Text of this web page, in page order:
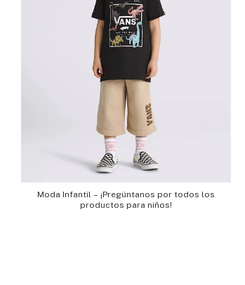
Moda Infantil – ¡Pregúntanos por todos los
productos para niños!